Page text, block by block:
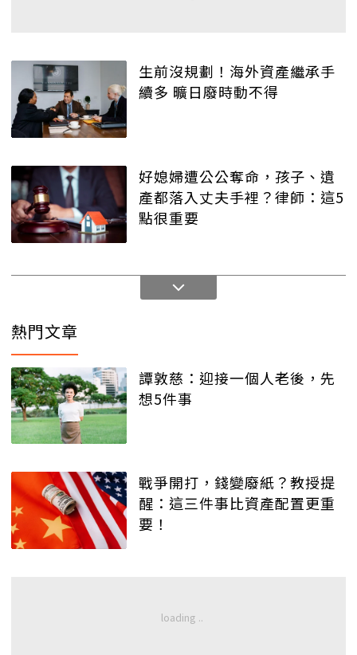
生前沒規劃！海外資產繼承手
續多 曠日廢時動不得
好媳婦遭公公奪命，孩子、遺
產都落入丈夫手裡？律師：這5
點很重要
熱門文章
譚敦慈：迎接一個人老後，先
想5件事
戰爭開打，錢變廢紙？教授提
醒：這三件事比資產配置更重
要！